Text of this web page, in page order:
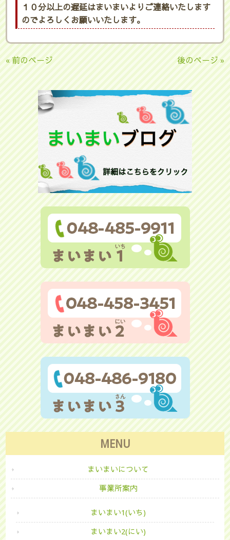
１０分以上の遅延はまいまいよりご連絡いたします
のでよろしくお願いいたします。
« 前のページ 後のページ »
MENU
まいまいについて
事業所案内
まいまい1(いち)
まいまい2(にい)